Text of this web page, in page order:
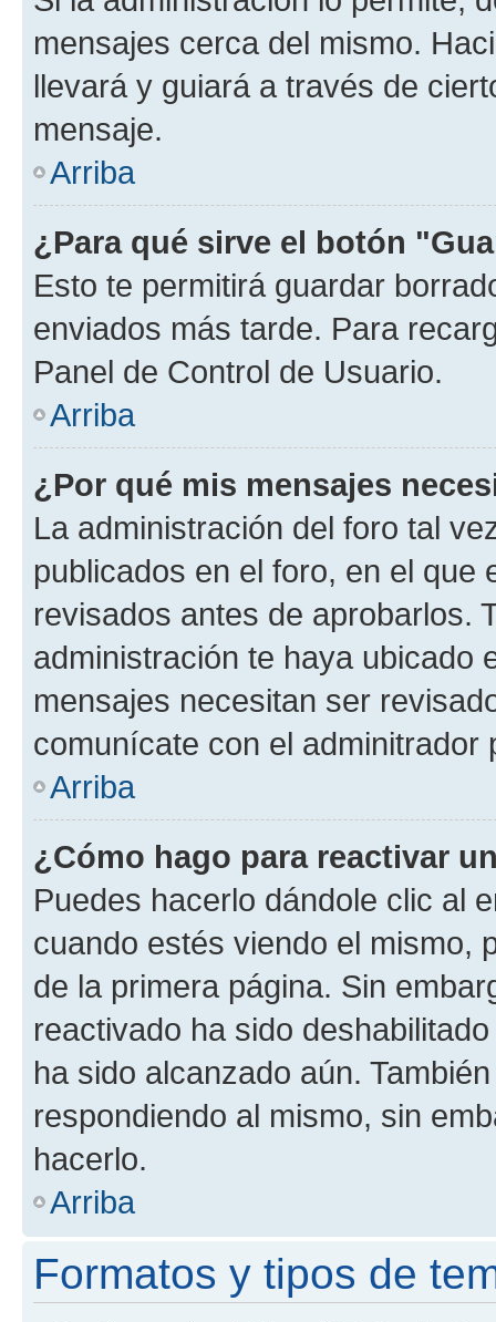
mensajes cerca del mismo.
llevará y guiará a través de
mensaje.
Arriba
¿Para qué sirve el botón
Esto te permitirá guardar
enviados más tarde. Para
Panel de Control de Usuario.
Arriba
¿Por qué mis mensajes
La administración del foro tal
publicados en el foro, en el
revisados antes de aprobarlos.
administración te haya ubicado
mensajes necesitan ser
comunícate con el
Arriba
¿Cómo hago para reactivar
Puedes hacerlo dándole clic al
cuando estés viendo el mismo,
de la primera página. Sin
reactivado ha sido
ha sido alcanzado aún.
respondiendo al mismo, sin
hacerlo.
Arriba
Formatos y tipos de